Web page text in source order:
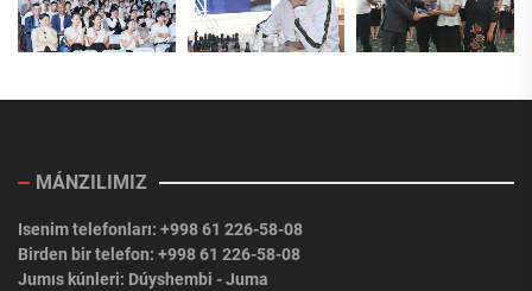
MÁNZILIMIZ
Isenim telefonları: +998 61 226-58-08
Birden bir telefon: +998 61 226-58-08
Jumıs kúnleri: Dúyshembi - Juma